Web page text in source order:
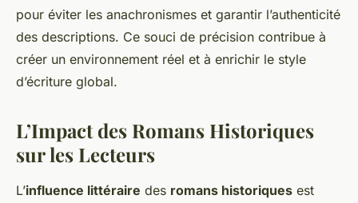
pour éviter les anachronismes et garantir l’authenticité
des descriptions. Ce souci de précision contribue à
créer un environnement réel et à enrichir le style
d’écriture global.
L’Impact des Romans Historiques
sur les Lecteurs
L’influence littéraire des romans historiques est